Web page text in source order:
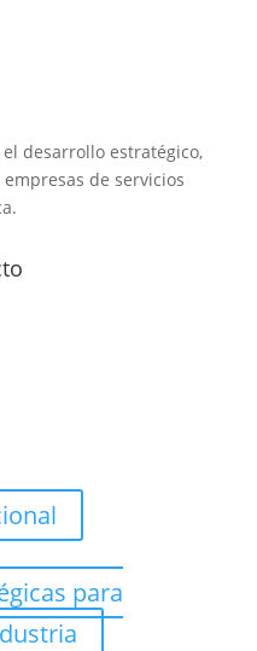
desarrollo estratégico,
de servicios
para